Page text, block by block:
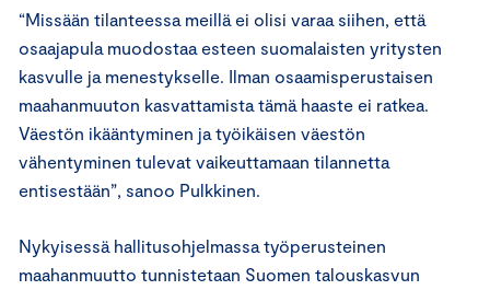
“Missään tilanteessa meillä ei olisi varaa siihen, että
osaajapula muodostaa esteen suomalaisten yritysten
kasvulle ja menestykselle. Ilman osaamisperustaisen
maahanmuuton kasvattamista tämä haaste ei ratkea.
Väestön ikääntyminen ja työikäisen väestön
vähentyminen tulevat vaikeuttamaan tilannetta
entisestään”, sanoo Pulkkinen.
Nykyisessä hallitusohjelmassa työperusteinen
maahanmuutto tunnistetaan Suomen talouskasvun